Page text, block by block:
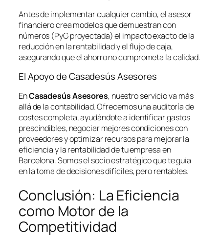
Antes de implementar cualquier cambio, el asesor
financiero crea modelos que demuestran con
números (PyG proyectada) el impacto exacto de la
reducción en la rentabilidad y el flujo de caja,
asegurando que el ahorro no comprometa la calidad.
El Apoyo de Casadesús Asesores
EnCasadesús Asesores, nuestro servicio va más
allá de la contabilidad. Ofrecemos una auditoría de
costes completa, ayudándote a identificar gastos
prescindibles, negociar mejores condiciones con
proveedores y optimizar recursos para mejorar la
eficiencia y la rentabilidad de tu empresa en
Barcelona. Somos el socio estratégico que te guía
en la toma de decisiones difíciles, pero rentables.
Conclusión: La Eficiencia
como Motor de la
Competitividad